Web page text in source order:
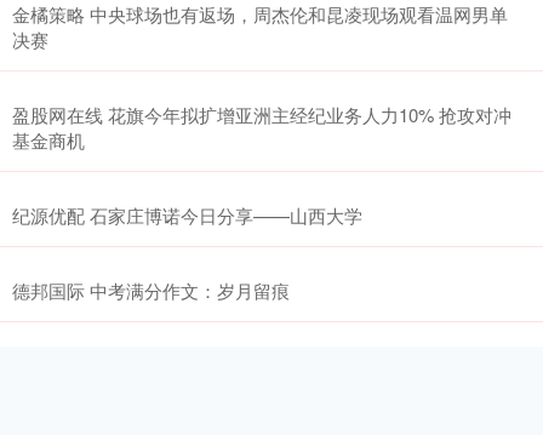
金橘策略 中央球场也有返场，周杰伦和昆凌现场观看温网男单
决赛
盈股网在线 花旗今年拟扩增亚洲主经纪业务人力10% 抢攻对冲
基金商机
纪源优配 石家庄博诺今日分享——山西大学
德邦国际 中考满分作文：岁月留痕